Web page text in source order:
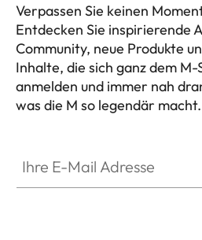
Verpassen Sie keinen
Entdecken Sie inspirierende
Community, neue Produkte
Inhalte, die sich ganz dem
anmelden und immer nah
was die M so legendär macht.